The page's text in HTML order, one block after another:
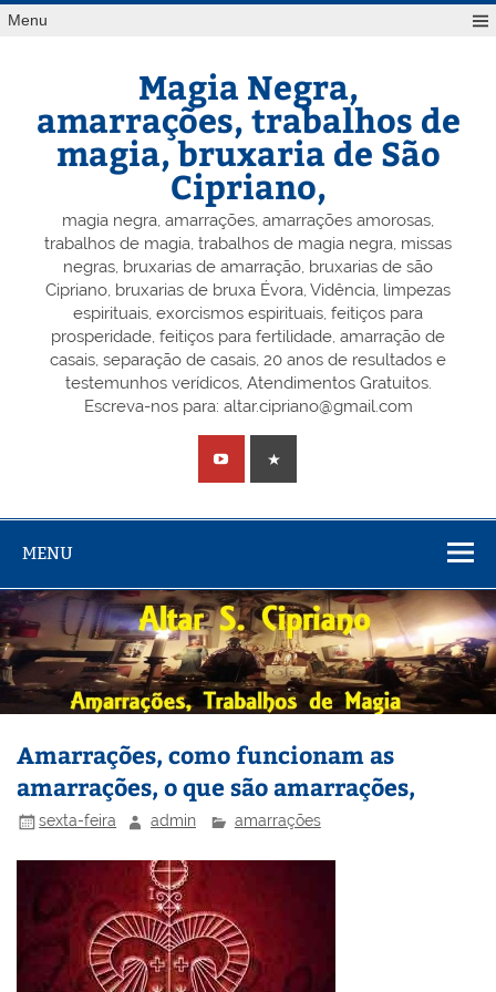
Skip
toMenu
Magia Negra,
amarrações, trabalhos de
magia, bruxaria de São
Cipriano,
magia negra, amarrações, amarrações amorosas,
trabalhos de magia, trabalhos de magia negra, missas
negras, bruxarias de amarração, bruxarias de são
Cipriano, bruxarias de bruxa Évora, Vidência, limpezas
espirituais, exorcismos espirituais, feitiços para
prosperidade, feitiços para fertilidade, amarração de
casais, separação de casais, 20 anos de resultados e
testemunhos verídicos, Atendimentos Gratuitos.
Escreva-nos para: altar.cipriano@gmail.com
MENU
Amarrações, como funcionam as
amarrações, o que são amarrações,
sexta-feira admin amarrações